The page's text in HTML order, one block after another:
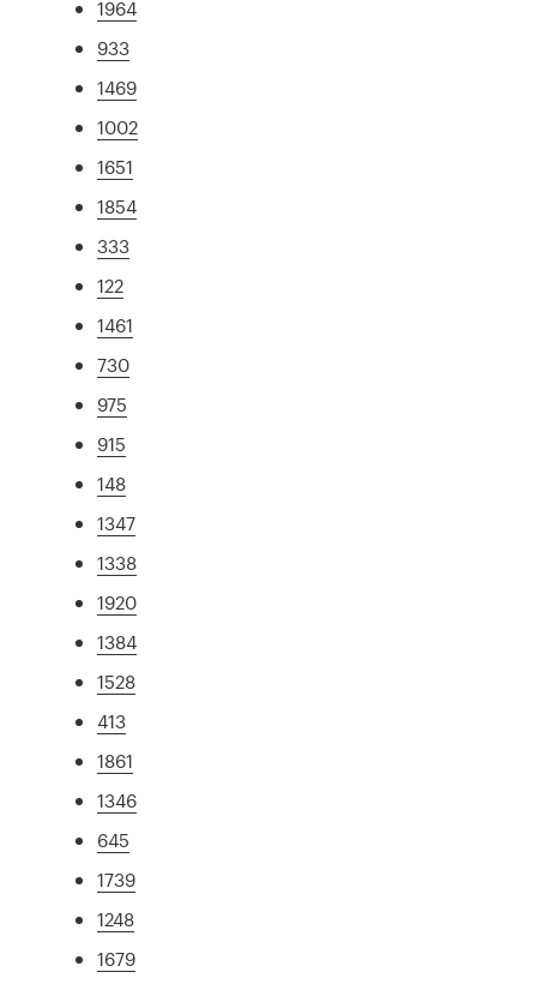
1964
933
1469
1002
1651
1854
333
122
1461
730
975
915
148
1347
1338
1920
1384
1528
413
1861
1346
645
1739
1248
1679